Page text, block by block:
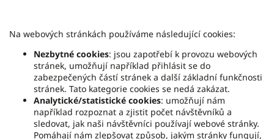
Na webových stránkách používáme následující cookies:
Nezbytné cookies: jsou zapotřebí k provozu webových
stránek, umožňují například přihlásit se do
zabezpečených částí stránek a další základní funkčnosti
stránek. Tato kategorie cookies se nedá zakázat.
Analytické/statistické cookies: umožňují nám
například rozpoznat a zjistit počet návštěvníků a
sledovat, jak naši návštěvníci používají webové stránky.
Pomáhají nám zlepšovat způsob, jakým stránky fungují,